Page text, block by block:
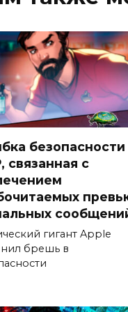
безопасности
связанная с
гигант Apple
брешь в